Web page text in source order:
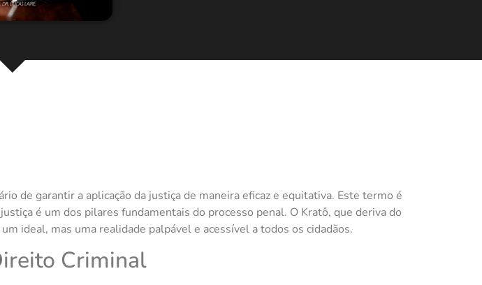
de garantir a aplicação da justiça de maneira eficaz e equitativa. Este termo é
é um dos pilares fundamentais do processo penal. O Kratô, que deriva do
ideal, mas uma realidade palpável e acessível a todos os cidadãos.
Criminal